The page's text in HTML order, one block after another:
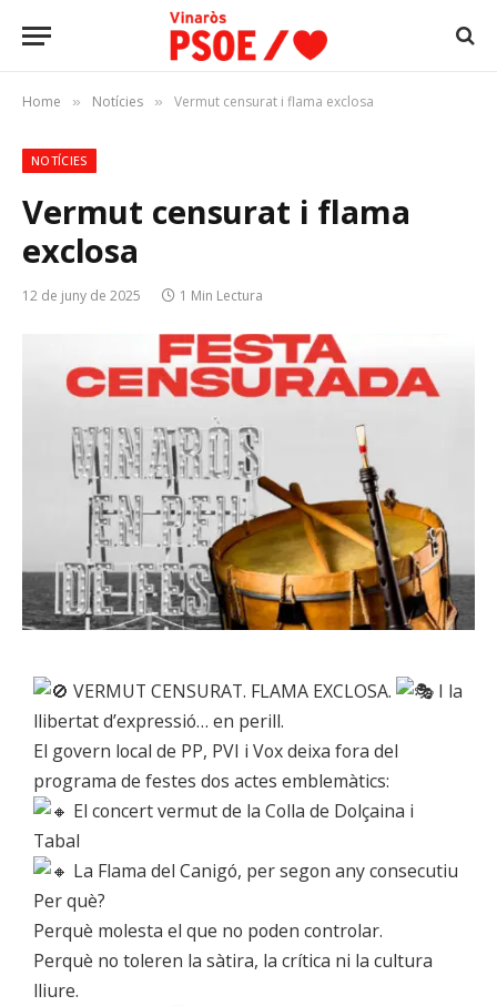
Home » Notícies » Vermut censurat i flama exclosa
NOTÍCIES
Vermut censurat i flama
exclosa
12 de juny de 2025 1 Min Lectura
VERMUT CENSURAT. FLAMA EXCLOSA.
I la
llibertat d’expressió… en perill.
El govern local de PP, PVI i Vox deixa fora del
programa de festes dos actes emblemàtics:
El concert vermut de la Colla de Dolçaina i
Tabal
La Flama del Canigó, per segon any consecutiu
Per què?
Perquè molesta el que no poden controlar.
Perquè no toleren la sàtira, la crítica ni la cultura
lliure.